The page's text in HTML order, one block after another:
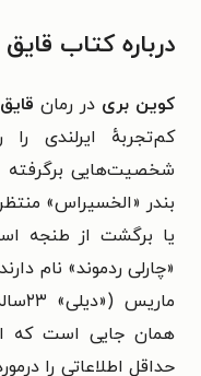
درباره کتاب
کوین بری در رمان
کم‌تجربه‌ٔ ایرلندی
شخصیت‌هایی برگرفته
بندر «الخسیراس»
یا برگشت از طنجه
«چارلی ردموند» نام
همان جایی‌ است که
حداقل اطلاعاتی را